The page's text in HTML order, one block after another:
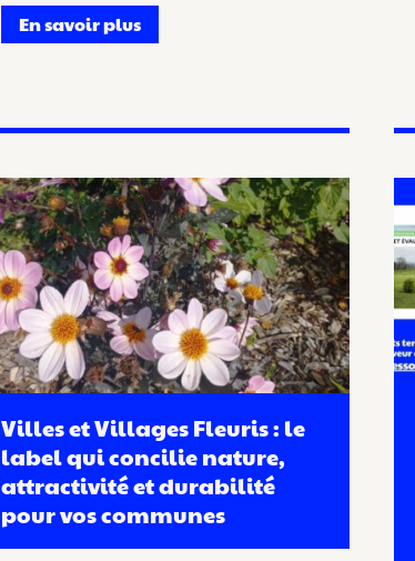
En savoir plus
Villes et Villages Fleuris : le
label qui concilie nature,
attractivité et durabilité
pour vos communes